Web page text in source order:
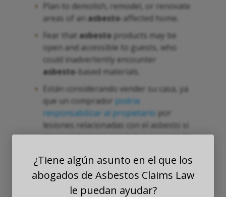
Plan to demolish, remodel, or renovate
areas of an asbesto-affected home.
Fear that asbesto products may be
open and accessible to guests, who
could inadvertently encounter
asbesto-based materials.
Están considerando vender su casa, ya
que un comprador podría
responsabilizar al propietario por
lesiones relacionadas con el asbesto si
el propietario no revela la presencia de
contienen asbesto.
Since even aged but otherwise stable
¿Tiene algún asunto en el que los
abogados de Asbestos Claims Law
le puedan ayudar?